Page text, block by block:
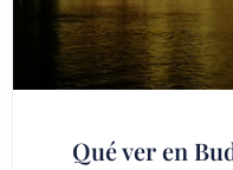
Qué ver en